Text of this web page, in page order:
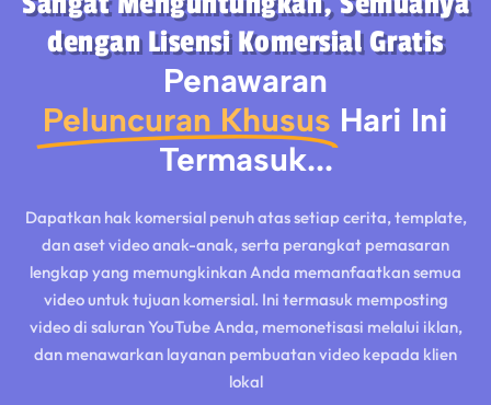
dengan Lisensi Komersial Gratis
Penawaran
Peluncuran Khusus Hari Ini
Termasuk...
Dapatkan hak komersial penuh atas setiap cerita, template,
dan aset video anak-anak, serta perangkat pemasaran
lengkap yang memungkinkan Anda memanfaatkan semua
video untuk tujuan komersial. Ini termasuk memposting
video di saluran YouTube Anda, memonetisasi melalui iklan,
dan menawarkan layanan pembuatan video kepada klien
lokal